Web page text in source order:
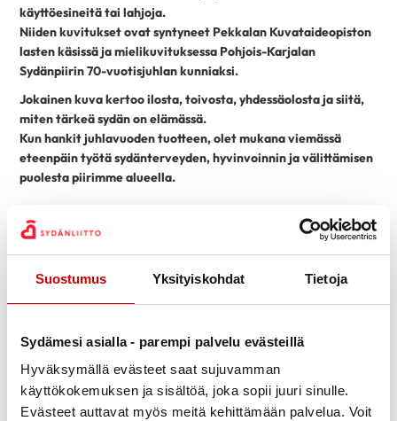
Suostumus Yksityiskohdat Tietoja
Sydämesi asialla - parempi palvelu evästeillä
Hyväksymällä evästeet saat sujuvamman
käyttökokemuksen ja sisältöä, joka sopii juuri sinulle.
Evästeet auttavat myös meitä kehittämään palvelua. Voit
käyttöesineitä tai lahjoja.
Niiden kuvitukset ovat syntyneet Pekkalan Kuvataideopiston
lasten käsissä ja mielikuvituksessa Pohjois-Karjalan
Sydänpiirin 70-vuotisjuhlan kunniaksi.
Jokainen kuva kertoo ilosta, toivosta, yhdessäolosta ja siitä,
miten tärkeä sydän on elämässä.
Kun hankit juhlavuoden tuotteen, olet mukana viemässä
eteenpäin työtä sydänterveyden, hyvinvoinnin ja välittämisen
puolesta piirimme alueella.
Tuotteet ovat ostettavissa piiritoimistoltamme: Torikatu 29 A,
3 krs. 80100 JOENSUU. Tiedustelut: 050 434 3997
Huom. Piiritoimistomme on suljettu 15.6.-31.7.2026 välisen
Lasten 100% puuvilla T-paita 20 €. Saatavilla kokoina 3-4 Y, 5-6
Y, 7-8 Y, 9-10 Y.
Puuvillakassi 15 €. Kuvasta poiketen sävy luonnonvalkoinen.